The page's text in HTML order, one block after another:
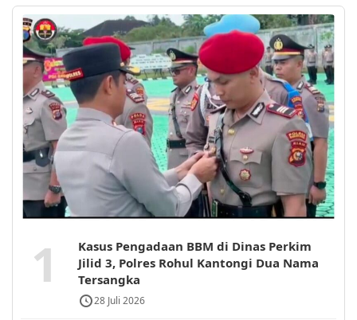
1
Kasus Pengadaan BBM di Dinas Perkim
Jilid 3, Polres Rohul Kantongi Dua Nama
Tersangka
28 Juli 2026